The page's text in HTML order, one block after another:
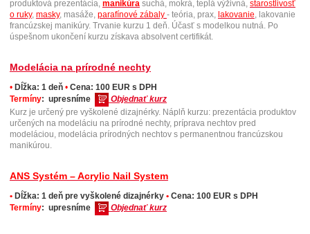
produktová prezentácia, manikúra suchá, mokrá, teplá výživná, starostlivosť
o ruky, masky, masáže, parafínové zábaly - teória, prax, lakovanie , lakovanie
francúzskej manikúry. Trvanie kurzu 1 deň. Účasť s modelkou nutná. Po
úspešnom ukončení kurzu získava absolvent certifikát.
Modelácia na prírodné nechty
• Dĺžka: 1 deň • Cena: 100 EUR s DPH
Termíny: upresníme
Objednať kurz
Kurz je určený pre vyškolené dizajnérky. Náplň kurzu: prezentácia produktov
určených na modeláciu na prírodné nechty, príprava nechtov pred
modeláciou, modelácia prírodných nechtov s permanentnou francúzskou
manikúrou.
ANS Systém – Acrylic Nail System
• Dĺžka: 1 deň pre vyškolené dizajnérky • Cena: 100 EUR s DPH
Termíny: upresníme Objednať kurz